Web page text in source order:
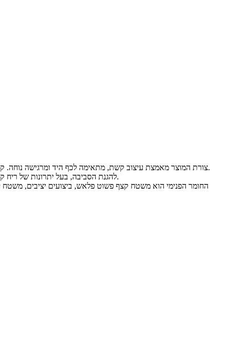
צורת המוצר מאמצת עיצוב קשת, מתאימה לכף היד ומרגישה נוחה. קצה אחד של המוצר הוא חותמת הגנת זהות, וקצה אחד הוא פותחן קופסה, מה שמקל על פתיחת האריזה והופך את המידע על האריזה לא קל לדלוף.
החומר החיצוני של החותמת הוא חומר ABS להגנת הסביבה, בעל יתרונות של ריח קטן, עמידות בפני שחיקה, עמידות בפני קורוזיה, לא קל לצריבה וכו', ולמשתמש יש יותר תחושת ביטחון.
החומר הפנימי הוא משטח קצף פשוט פלאש, ביצועים יציבים, משטח